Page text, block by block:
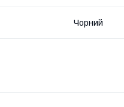
Чорний